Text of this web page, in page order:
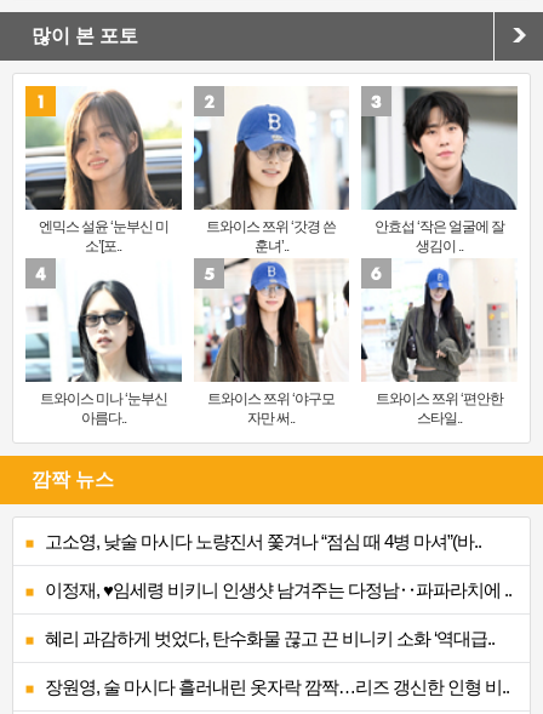
많이 본 포토
엔믹스 설윤 ‘눈부신 미
소’[포..
트와이스 쯔위 ‘갓경 쓴
훈녀’..
안효섭 ‘작은 얼굴에 잘
생김이 ..
트와이스 미나 ‘눈부신
아름다..
트와이스 쯔위 ‘야구모
자만 써..
트와이스 쯔위 ‘편안한
스타일..
깜짝 뉴스
고소영, 낮술 마시다 노량진서 쫓겨나 “점심 때 4병 마셔”(바..
이정재, ♥임세령 비키니 인생샷 남겨주는 다정남‥파파라치에 ..
혜리 과감하게 벗었다, 탄수화물 끊고 끈 비니키 소화 ‘역대급..
장원영, 술 마시다 흘러내린 옷자락 깜짝…리즈 갱신한 인형 비..